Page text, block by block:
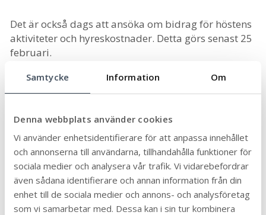
Samtycke Information Om
Denna webbplats använder cookies
Vi använder enhetsidentifierare för att anpassa innehållet
och annonserna till användarna, tillhandahålla funktioner för
sociala medier och analysera vår trafik. Vi vidarebefordrar
även sådana identifierare och annan information från din
enhet till de sociala medier och annons- och analysföretag
som vi samarbetar med. Dessa kan i sin tur kombinera
Det är också dags att ansöka om bidrag för höstens
aktiviteter och hyreskostnader. Detta görs senast 25
februari.
Alla bidrag söks här viaInterbook Go
Dela sidan:
Linke
dIn
Face
book
Twit
ter
Skriv
ut
Arkiv